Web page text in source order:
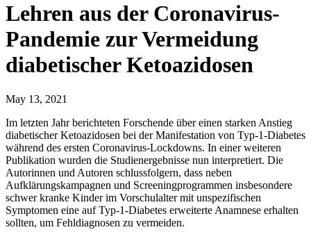
Lehren aus der Coronavirus-
Pandemie zur Vermeidung
diabetischer Ketoazidosen
May 13, 2021
Im letzten Jahr berichteten Forschende über einen starken Anstieg
diabetischer Ketoazidosen bei der Manifestation von Typ-1-Diabetes
während des ersten Coronavirus-Lockdowns. In einer weiteren
Publikation wurden die Studienergebnisse nun interpretiert. Die
Autorinnen und Autoren schlussfolgern, dass neben
Aufklärungskampagnen und Screeningprogrammen insbesondere
schwer kranke Kinder im Vorschulalter mit unspezifischen
Symptomen eine auf Typ-1-Diabetes erweiterte Anamnese erhalten
sollten, um Fehldiagnosen zu vermeiden.